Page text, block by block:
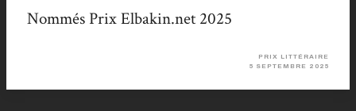
Nommés Prix Elbakin.net 2025
PRIX LITTÉRAIRE
5 SEPTEMBRE 2025